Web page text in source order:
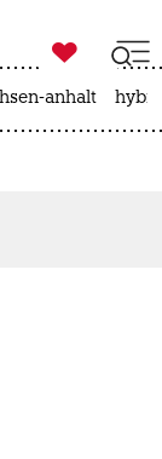

taz zahl ich
anhalt